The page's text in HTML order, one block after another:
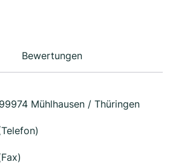
Bewertungen
Mühlhausen / Thüringen